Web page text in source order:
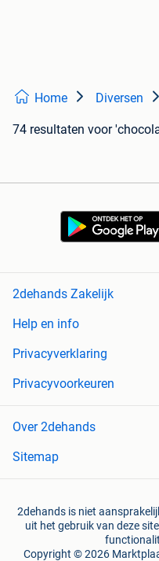
Home Diversen
74 resultaten voor
2dehands Zakelijk
Help en info
Privacyverklaring
Privacyvoorkeuren
Over 2dehands
Sitemap
2dehands is niet
uit het gebruik van deze
Copyright © 2026